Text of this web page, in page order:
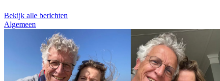
Bekijk alle berichten
Algemeen